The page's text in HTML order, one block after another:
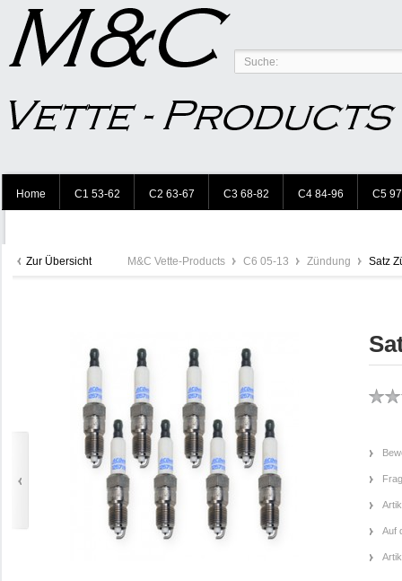
Home C1 53-62 C2 63-67 C3 68-82 C4 84-96 C5
Zur Übersicht M&C Vette-Products C6 05-13 Zündung Satz
Auf